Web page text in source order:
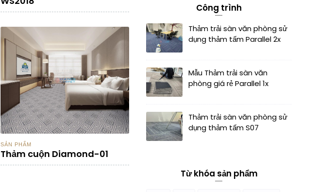
SẢN PHẨM
Thảm cuộn Diamond-01
Công trình
Thảm trải sàn văn phòng sử
dụng thảm tấm Parallel 2x
Mẫu Thảm trải sàn văn
phòng giá rẻ Parallel 1x
Thảm trải sàn văn phòng sử
dụng thảm tấm S07
Từ khóa sản phẩm